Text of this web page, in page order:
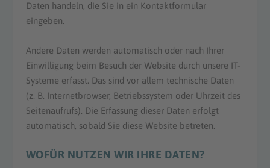
Daten handeln, die Sie in ein Kontaktformular
eingeben.
Andere Daten werden automatisch oder nach Ihrer
Einwilligung beim Besuch der Website durch unsere IT-
Systeme erfasst. Das sind vor allem technische Daten
(z. B. Internetbrowser, Betriebssystem oder Uhrzeit des
Seitenaufrufs). Die Erfassung dieser Daten erfolgt
automatisch, sobald Sie diese Website betreten.
WOFÜR NUTZEN WIR IHRE DATEN?